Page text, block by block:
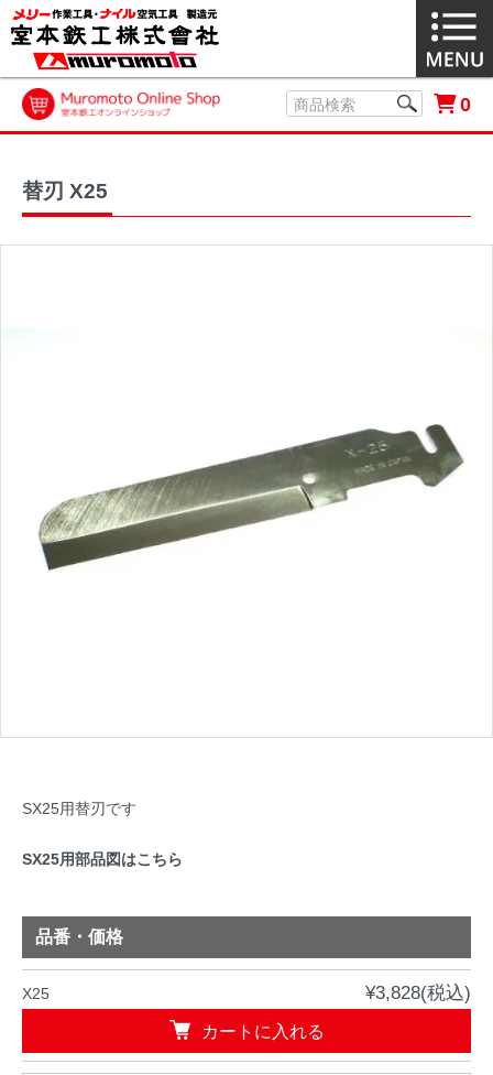
0
替刃 X25
SX25用替刃です
SX25用部品図はこちら
品番・価格
X25 ¥3,828(税込)
カートに入れる